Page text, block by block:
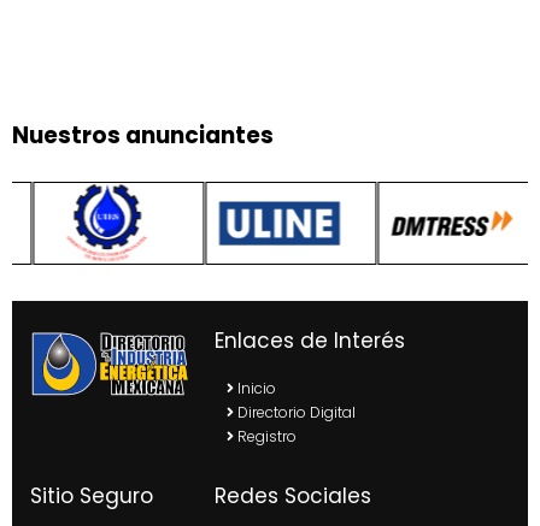
Nuestros anunciantes
Enlaces de Interés
Inicio
Directorio Digital
Registro
Sitio Seguro Redes Sociales